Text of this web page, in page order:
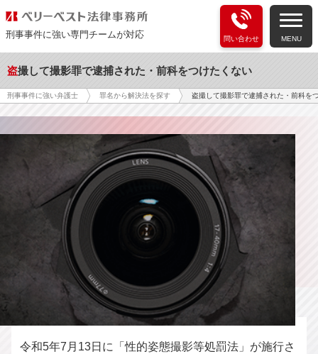
刑事事件に強い専門チームが対応 問い合わせ MENU
盗撮して撮影罪で逮捕された・前科をつけたくない
刑事事件に強い弁護士 罪名から解決法を探す 盗撮して撮影罪で逮捕された・前科を
令和5年7月13日に「性的姿態撮影等処罰法」が施行さ